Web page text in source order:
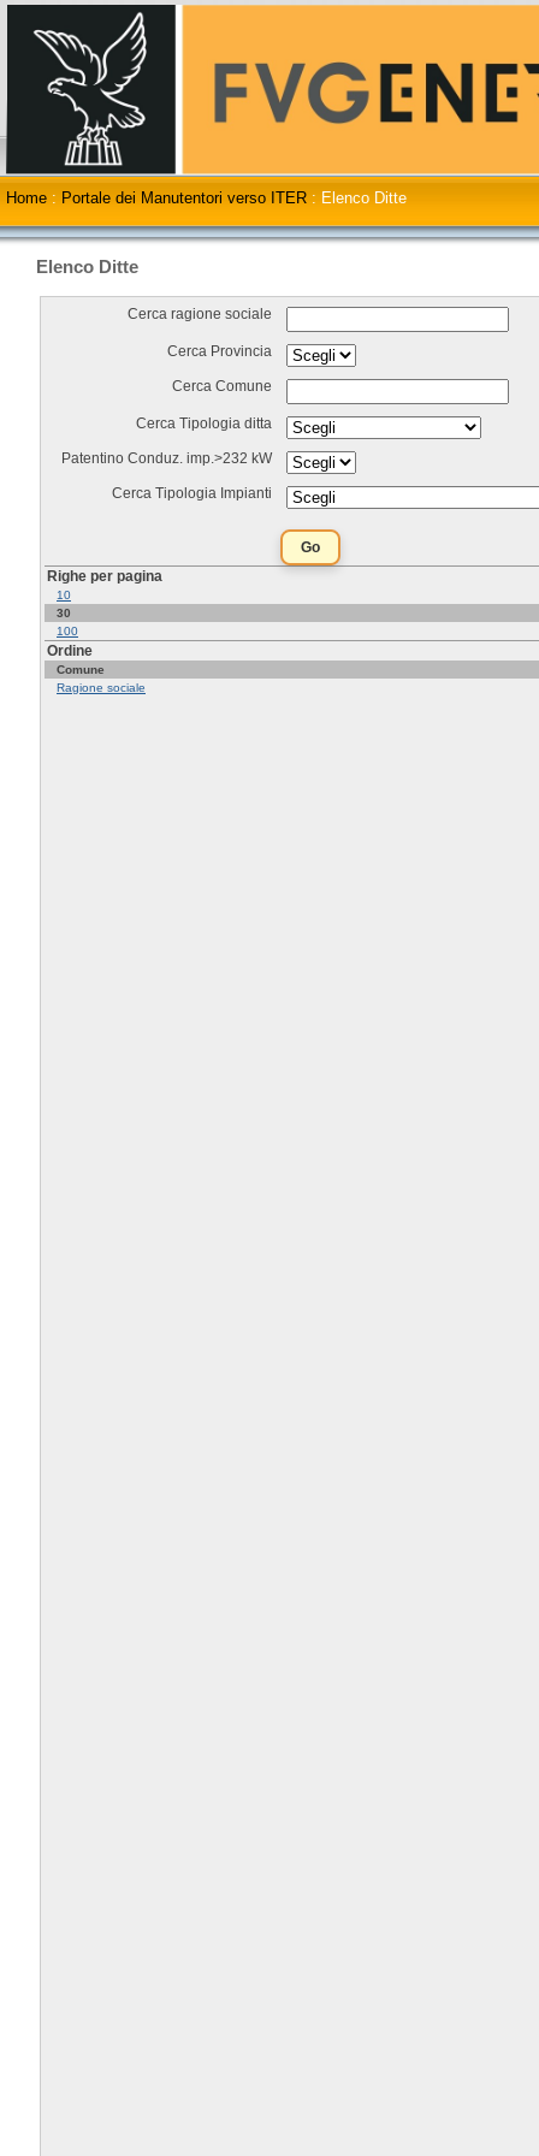
Home : Portale dei Manutentori verso ITER : Elenco Ditte
Elenco Ditte
Cerca ragione sociale
Cerca Provincia
Cerca Comune
Cerca Tipologia ditta
Patentino Conduz. imp.>232 kW
Cerca Tipologia Impianti
Righe per pagina
10
30
100
Ordine
Comune
Ragione sociale